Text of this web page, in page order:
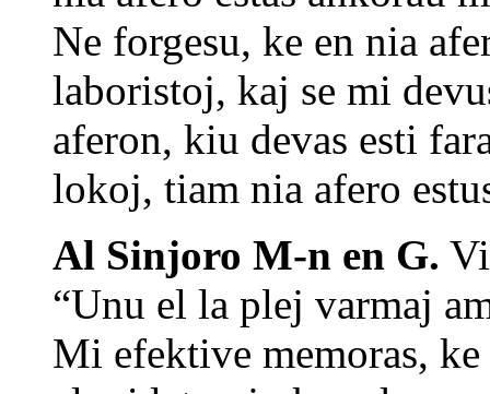
Ne forgesu, ke en nia
laboristoj, kaj se mi
aferon, kiu devas esti
lokoj, tiam nia afero
Al Sinjoro M-n en G.
“Unu el la plej varmaj
Mi efektive memoras,